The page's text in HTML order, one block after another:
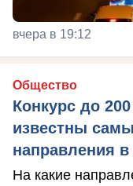
вчера в 19:12
Общество
Конкурс до
известны
направления в
На какие